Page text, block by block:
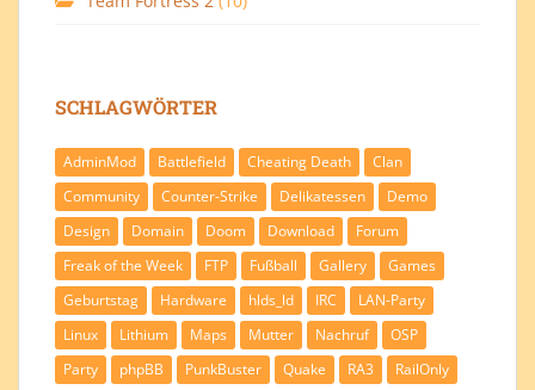
SCHLAGWÖRTER
AdminMod Battlefield Cheating Death
Clan
Community
Counter-Strike Delikatessen
Demo
Design
Domain Doom Download
Forum
Freak of the Week
FTP Fußball Gallery
Games
Geburtstag
Hardware hlds_ld IRC
LAN-Party
Linux
Lithium Maps Mutter Nachruf
OSP
Party
phpBB PunkBuster Quake RA3
RailOnly